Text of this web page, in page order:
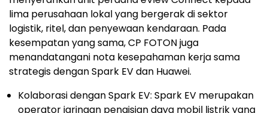
lima perusahaan lokal yang bergerak di sektor
logistik, ritel, dan penyewaan kendaraan. Pada
kesempatan yang sama, CP FOTON juga
menandatangani nota kesepahaman kerja sama
strategis dengan Spark EV dan Huawei.
Kolaborasi dengan Spark EV: Spark EV merupakan
operator jaringan pengisian daya mobil listrik yang